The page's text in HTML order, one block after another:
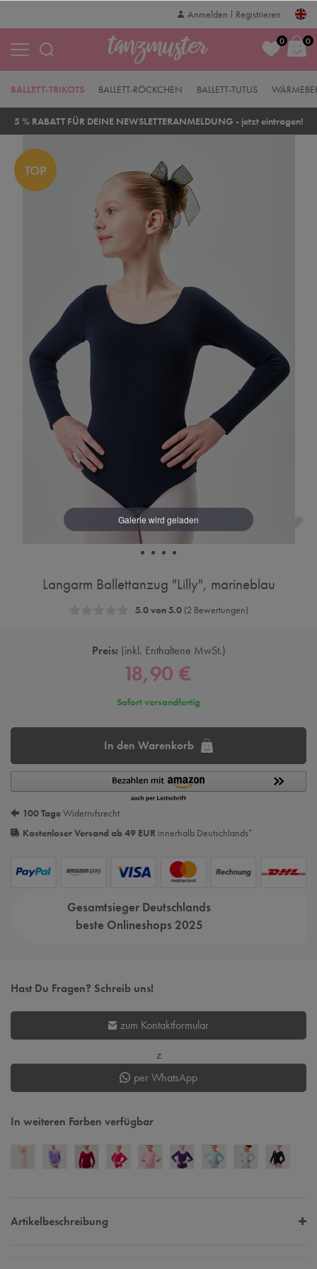
Anmelden Registrieren
0 0
BALLETT-RÖCKCHEN
BALLETT-TRIKOTS BALLETT-TUTUS
5 % RABATT FÜR DEINE NEWSLETTERANMELDUNG - jetzt eintragen!
TOP
Langarm Ballettanzug "Lilly", marineblau
5.0 von 5.0(2 Bewertungen)
Preis: inkl. Enthaltene MwSt.
18,90 €
Sofort versandfertig
In den Warenkorb
100 TageWiderrufsrecht
Kostenloser Versand ab 49 EUR innerhalb Deutschlands*
Gesamtsieger Deutschlands
beste Onlineshops 2025
Hast Du Fragen? Schreib uns!
zum Kontaktformular
z
per WhatsApp
In weiteren Farben verfügbar
Artikelbeschreibung